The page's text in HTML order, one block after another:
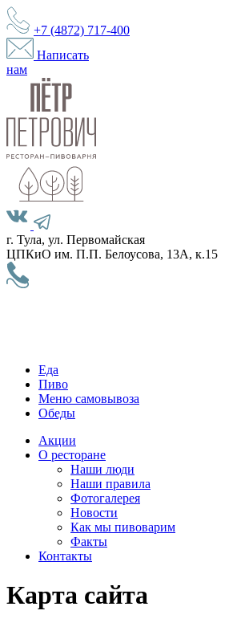
+7 (4872) 717-400
Написать
нам
г. Тула, ул. Первомайская
ЦПКиО им. П.П. Белоусова, 13А, к.15
Еда
Пиво
Меню самовывоза
Обеды
Акции
О ресторане
Наши люди
Наши правила
Фотогалерея
Новости
Как мы пивоварим
Факты
Контакты
Карта сайта